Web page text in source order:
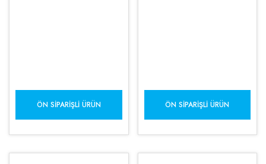
ÖN SIPARIŞLI ÜRÜN ÖN SIPARIŞLI ÜRÜN